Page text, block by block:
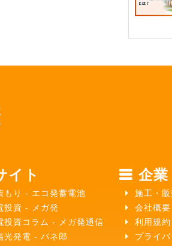
イト
もり - エコ発蓄電池
投資 - メガ発
投資コラム - メガ発通信
光発電 - パネ郎
企業
施工・
会社概要
利用規約
プライ